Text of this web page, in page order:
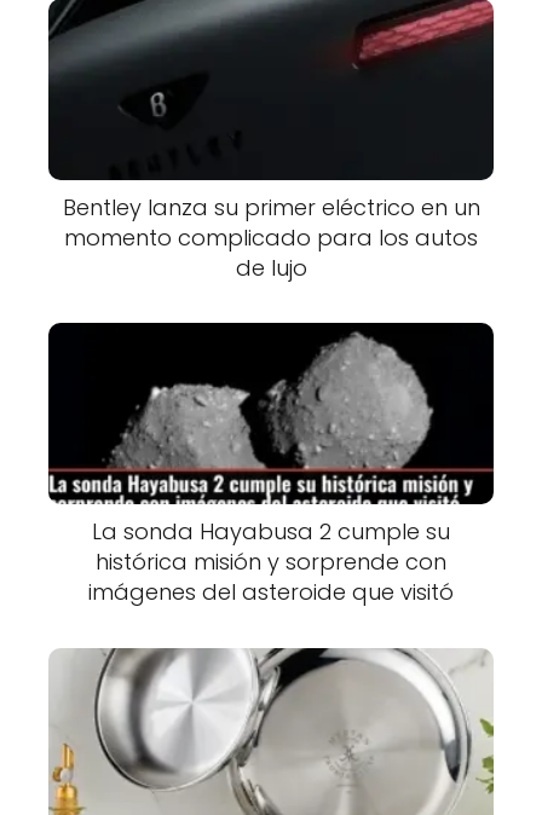
Bentley lanza su primer eléctrico en un
momento complicado para los autos
de lujo
La sonda Hayabusa 2 cumple su
histórica misión y sorprende con
imágenes del asteroide que visitó